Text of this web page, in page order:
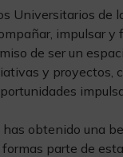
Universitarios de
impulsar
de ser un
y
obtenido una
parte de